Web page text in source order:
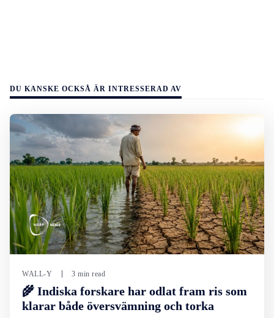
DU KANSKE OCKSÅ ÄR INTRESSERAD AV
WALL-Y 3 min read
🌾 Indiska forskare har odlat fram ris som
klarar både översvämning och torka